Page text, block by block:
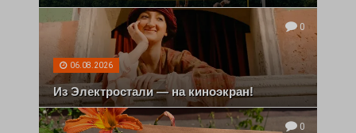
0
06.08.2026
Из Электростали — на киноэкран!
0